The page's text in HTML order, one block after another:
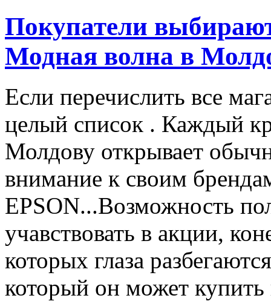
Покупатели
Модная волна в
Если перечислить все
целый список . Каждый
Молдову открывает
внимание к своим
EPSON...Возможность
учавствовать в акции,
которых глаза
который он может купить